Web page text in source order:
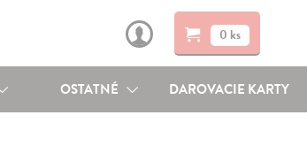
0 ks
OSTATNÉ DAROVACIE KARTY